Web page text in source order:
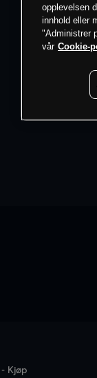
- Kjøp
opplevelsen
innhold eller
"Administrer
vår Cookie-